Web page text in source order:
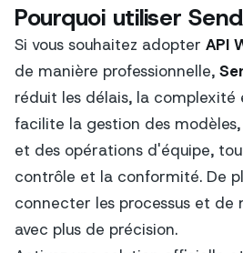
Pourquoi utiliser
Si vous souhaitez adopter API
de manière professionnelle,
réduit les délais, la complexité
facilite la gestion des
et des opérations d'équipe,
contrôle et la conformité. De
connecter les processus et de
avec plus de précision.